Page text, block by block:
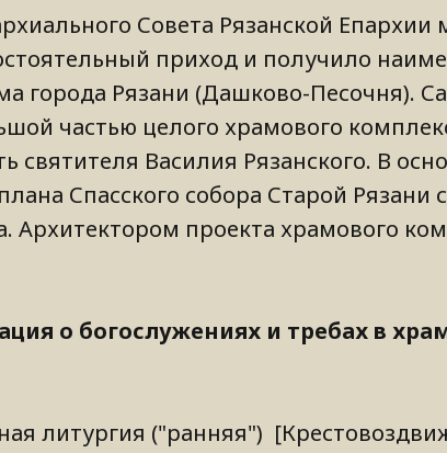
Совета Рязанской Епархии
приход и получило
города Рязани (Дашково-Песочня).
частью целого храмового
святителя Василия Рязанского. В
Спасского собора Старой Рязани
Архитектором проекта храмового
о богослужениях и требах в
литургия ("ранняя")